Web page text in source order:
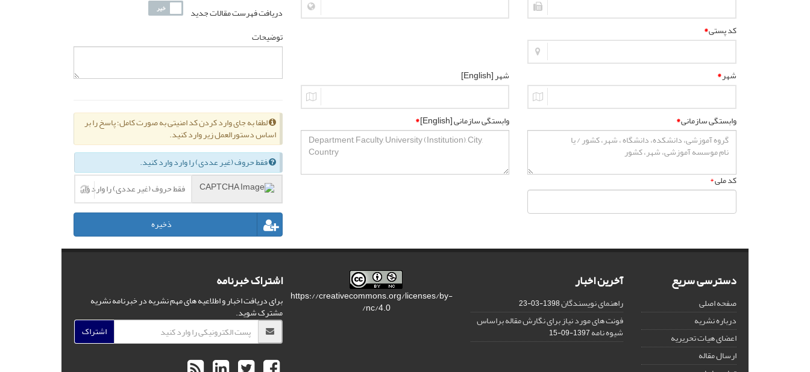
کد پستی*
شهر* شهر [English]
وابستگی سازمانی* وابستگی سازمانی [English] *
کد ملی*
دریافت فهرست مقالات جدید
توضیحات
لطفا به جای وارد کردن کد امنیتی به صورت کامل؛ پاسخ را بر
اساس دستورالعمل زیر وارد کنید.
فقط حروف (غیر عددی) را وارد وارد کنید.
ذخیره
دسترسی سریع
صفحه اصلی
درباره نشریه
اعضای هیات تحریریه
ارسال مقاله
آخرین اخبار
راهنمای نویسندگان1398-03-23
فونت های مورد نیاز برای نگارش مقاله براساس
شیوه نامه1397-09-15
https://creativecommons.org/licenses/by-
nc/4.0/
اشتراک خبرنامه
برای دریافت اخبار و اطلاعیه های مهم نشریه در خبرنامه نشریه
مشترک شوید.
اشتراک